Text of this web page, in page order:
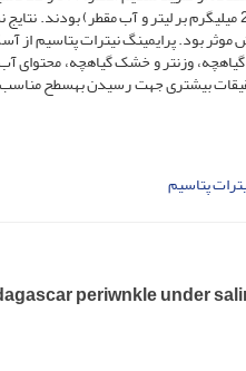
بر لیتر و آسکوربیک اسید 100 و 200 میلی­گرم بر
بود. پرایمینگ نیترات پتاسیم از
وزن­تر و خشک گیاهچه، محتوای
بیشتری جهت رسیدن به­سطح مناسب
پتاسیم
periwnkle under